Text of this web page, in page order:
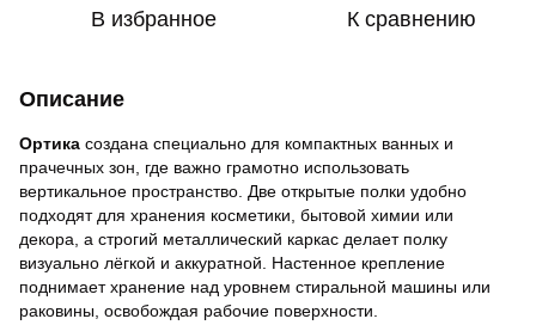
В избранное К сравнению
Описание
Ортика создана специально для компактных ванных и
прачечных зон, где важно грамотно использовать
вертикальное пространство. Две открытые полки удобно
подходят для хранения косметики, бытовой химии или
декора, а строгий металлический каркас делает полку
визуально лёгкой и аккуратной. Настенное крепление
поднимает хранение над уровнем стиральной машины или
раковины, освобождая рабочие поверхности.